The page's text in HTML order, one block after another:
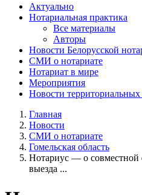
Актуально
Нотариальная практика
Все материалы
Авторы
Новости Белорусской
СМИ о нотариате
Нотариат в мире
Мероприятия
Новости
Главная
Новости
СМИ о нотариате
Гомельская область
Нотариус — о совместной
выезда ...